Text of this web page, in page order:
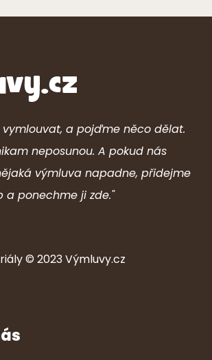
vymlouvat, a pojďme něco dělat.
neposunou. A pokud nás
výmluva napadne, přidejme
a ponechme ji zde."
iály © 2023Výmluvy.cz